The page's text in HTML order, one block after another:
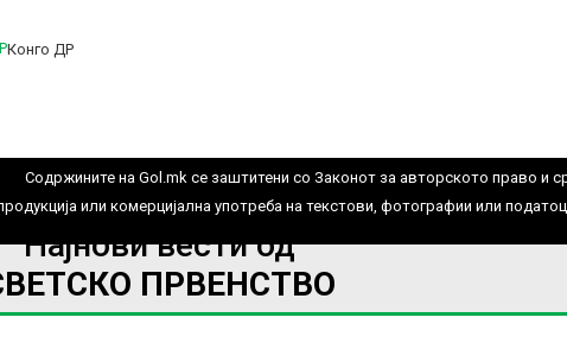
Конго ДР
Најнови вести од
ПРВЕНСТВО
Содржините на Gol.mk се заштитени со Законот за авторското право и
или комерцијална употреба на текстови, фотографии или